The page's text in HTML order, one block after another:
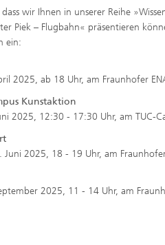
wir Ihnen in unserer Reihe
Piek – Flugbahn« präsentieren
ein:
2025, ab 18 Uhr, am Fraunhofer
Kunstaktion
2025, 12:30 - 17:30 Uhr, am TUC-
Juni 2025, 18 - 19 Uhr, am
2025, 11 - 14 Uhr, am